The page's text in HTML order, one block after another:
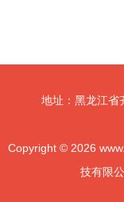
地址：黑龙江省
Copyright © 2026
技有限